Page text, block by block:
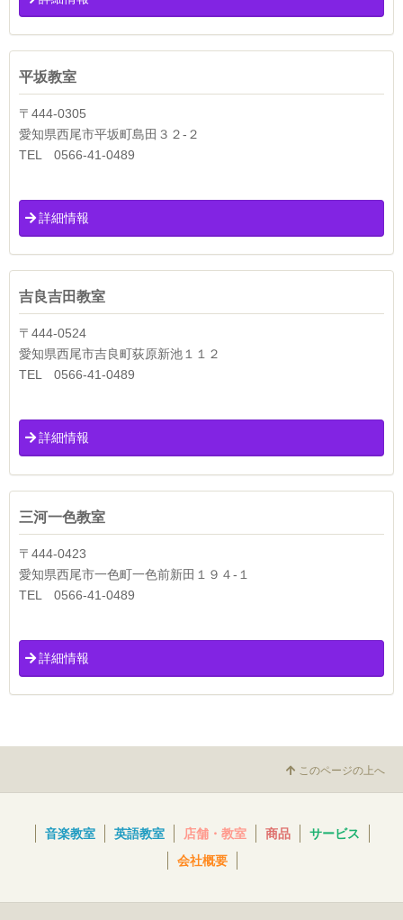
平坂教室
〒444-0305
愛知県西尾市平坂町島田３２-２
TEL 0566-41-0489
詳細情報
吉良吉田教室
〒444-0524
愛知県西尾市吉良町荻原新池１１２
TEL 0566-41-0489
詳細情報
三河一色教室
〒444-0423
愛知県西尾市一色町一色前新田１９４-１
TEL 0566-41-0489
詳細情報
このページの上へ
音楽教室 英語教室 店舗・教室 商品
サービス
会社概要